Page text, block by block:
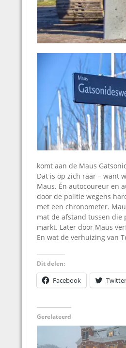
komt aan de Maus
Dat is op zich raar – want
Maus. Én autocoureur en
door de politie wegens
met een chronometer.
mat de afstand tussen die
markt. Later door Maus
En wat de verhuizing van
Dit delen:
Facebook Twitter
Gerelateerd